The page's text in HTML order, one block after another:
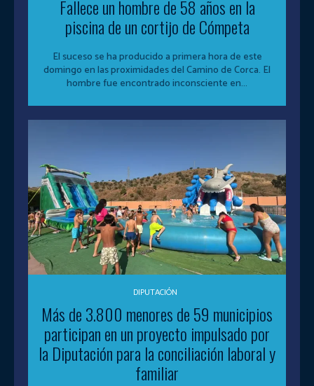
Fallece un hombre de 58 años en la
piscina de un cortijo de Cómpeta
El suceso se ha producido a primera hora de este
domingo en las proximidades del Camino de Corca. El
hombre fue encontrado inconsciente en...
DIPUTACIÓN
Más de 3.800 menores de 59 municipios
participan en un proyecto impulsado por
la Diputación para la conciliación laboral y
familiar